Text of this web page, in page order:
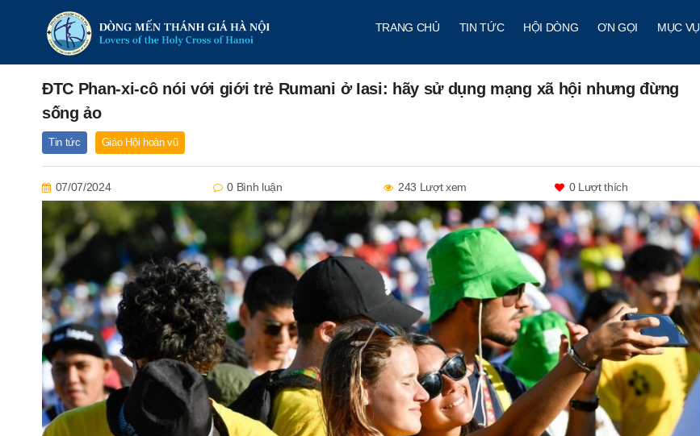
TRANG CHỦ TIN TỨC HỘI DÒNG ƠN GỌI MỤC VỤ
ĐTC Phan-xi-cô nói với giới trẻ Rumani ở Iasi: hãy sử dụng mạng xã hội nhưng đừng
sống ảo
Tin tức Giáo Hội hoàn vũ
07/07/2024 0 Bình luận 243 Lượt xem 0Lượt thích